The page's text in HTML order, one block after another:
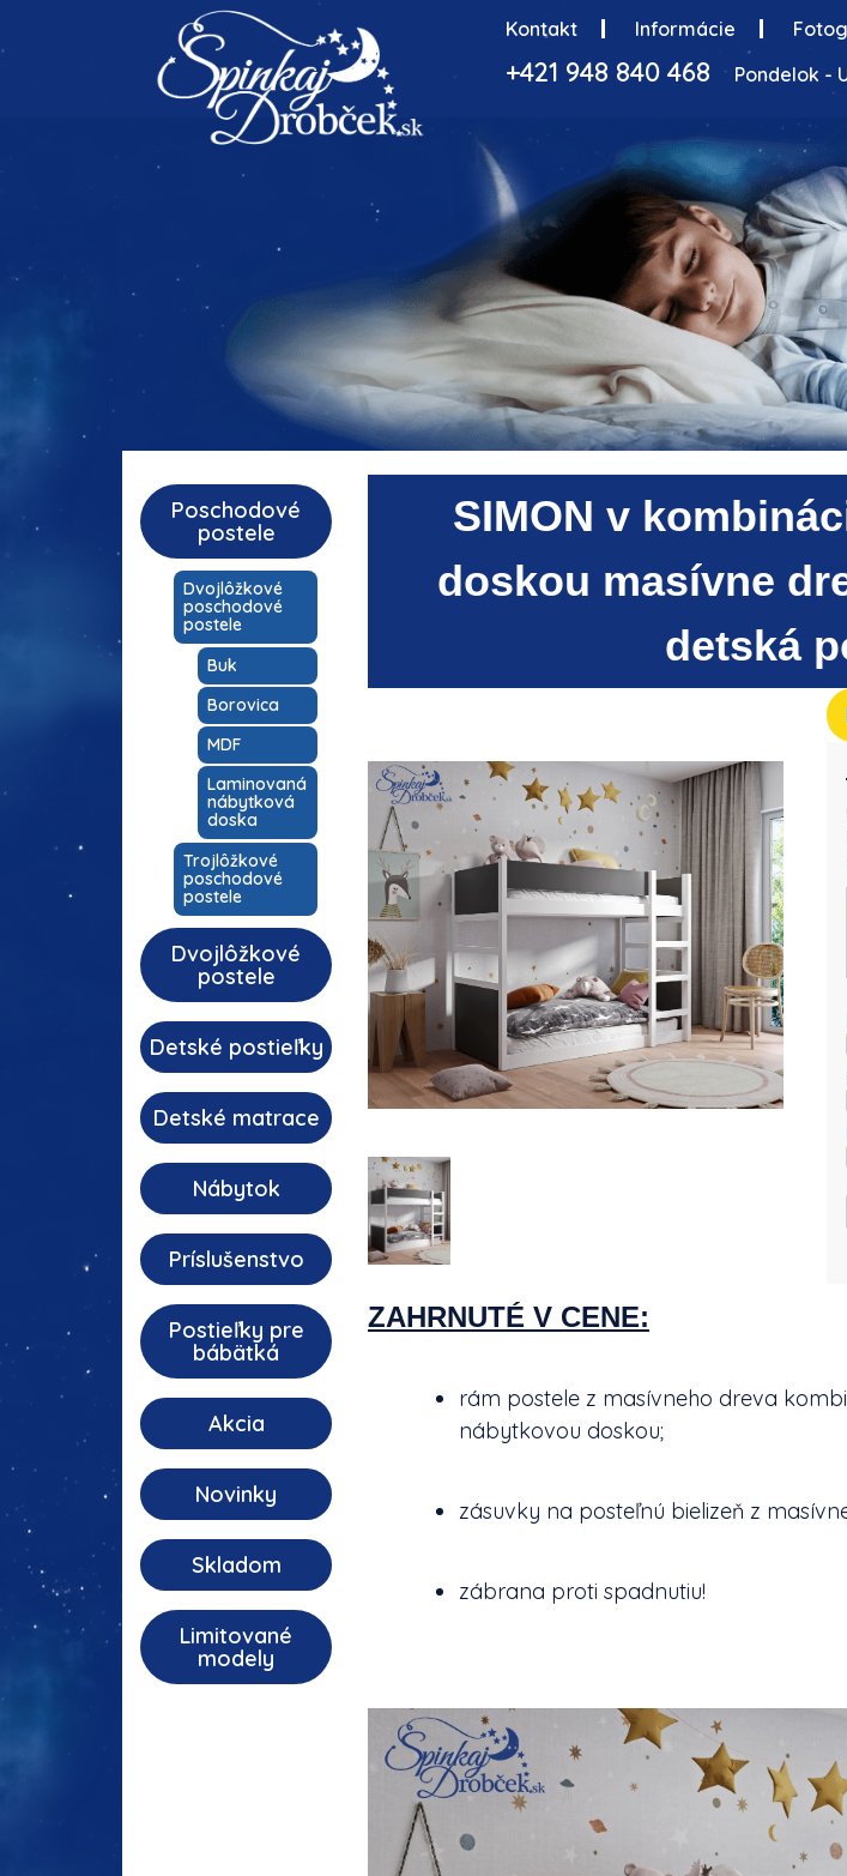
Kontakt Informácie
+421 948 840 468 Pondelok -
Poschodové
postele
Dvojlôžkové
poschodové
postele
Buk
Borovica
MDF
Laminovaná
nábytková
doska
Trojlôžkové
poschodové
postele
Dvojlôžkové
postele
Detské postieľky
Detské matrace
Nábytok
Príslušenstvo
Postieľky pre
bábätká
Akcia
Novinky
Skladom
Limitované
modely
SIMON v
doskou masívne
detská
ZAHRNUTÉ V CENE:
rám postele z masívneho dreva
nábytkovou doskou;
zásuvky na posteľnú bielizeň z
zábrana proti spadnutiu!